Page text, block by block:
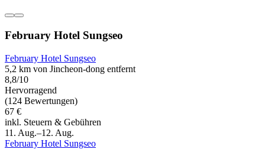
February Hotel Sungseo
February Hotel Sungseo
5,2 km von Jincheon-dong entfernt
8,8/10
Hervorragend
(124 Bewertungen)
67 €
inkl. Steuern & Gebühren
11. Aug.–12. Aug.
February Hotel Sungseo